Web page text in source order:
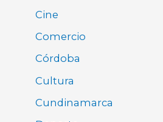
Cine
Comercio
Córdoba
Cultura
Cundinamarca